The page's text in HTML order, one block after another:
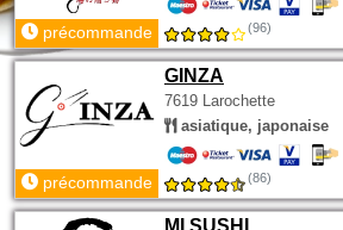
précommande (96)
GINZA
7619 Larochette
asiatique, japonaise
précommande (86)
MI SUSHI